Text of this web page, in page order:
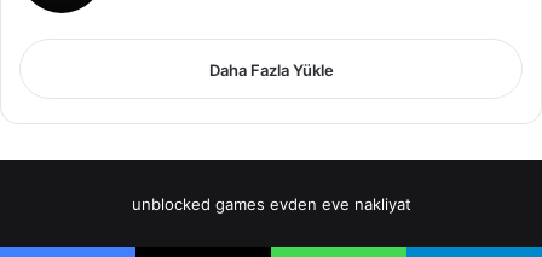
Daha Fazla Yükle
unblocked games evden eve nakliyat